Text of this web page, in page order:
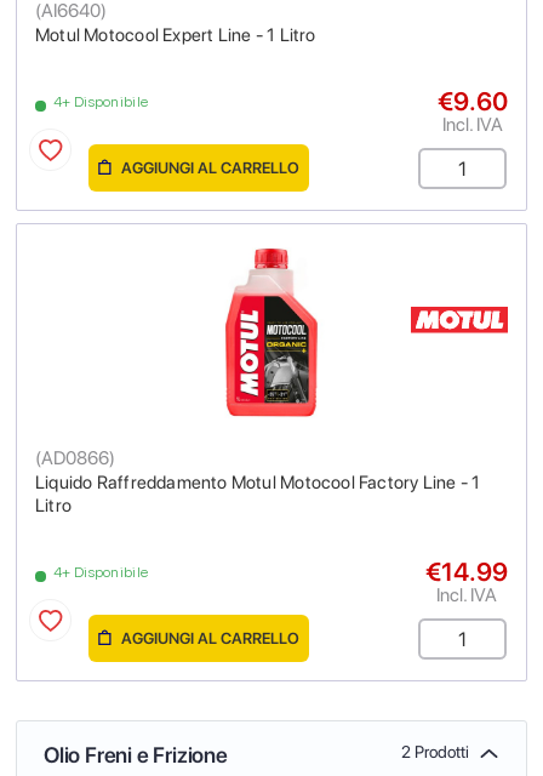
Motul Motocool Expert Line - 1 Litro
(AI6640)
4+ Disponibile €9.60
Incl. IVA
AGGIUNGI AL CARRELLO
Liquido Raffreddamento Motul Motocool Factory Line - 1
Litro
(AD0866)
4+ Disponibile €14.99
Incl. IVA
AGGIUNGI AL CARRELLO
Olio Freni e Frizione 2 Prodotti